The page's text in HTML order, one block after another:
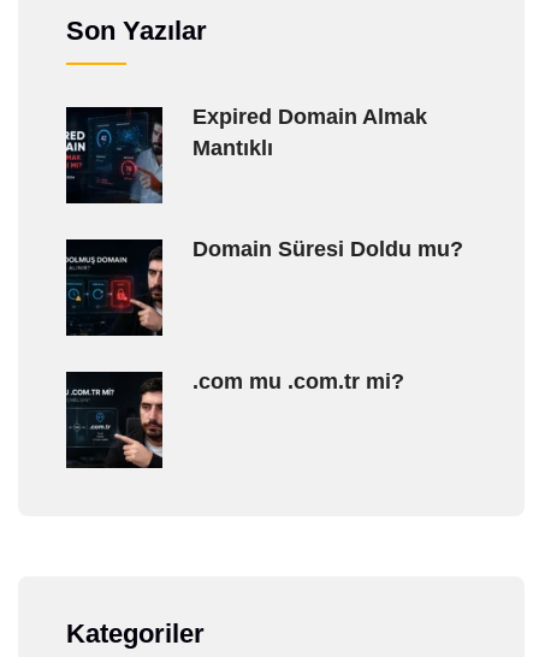
Son Yazılar
Expired Domain Almak
Mantıklı
Domain Süresi Doldu mu?
.com mu .com.tr mi?
Kategoriler